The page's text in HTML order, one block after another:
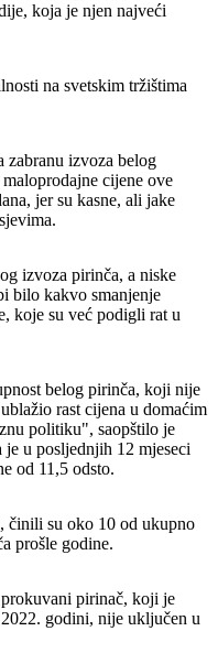
koja je njen najveći
na svetskim tržištima
zabranu izvoza belog
cijene ove
jer su kasne, ali jake
izvoza pirinča, a niske
bilo kakvo smanjenje
koje su već podigli rat u
belog pirinča, koji nije
rast cijena u domaćim
politiku", saopštilo je
u posljednjih 12 mjeseci
od 11,5 odsto.
činili su oko 10 od ukupno
prošle godine.
pirinač, koji je
godini, nije uključen u